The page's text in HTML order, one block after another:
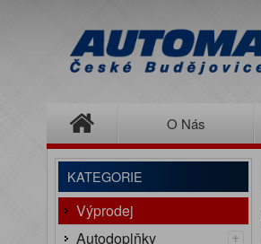
O Nás
KATEGORIE
Výprodej
Autodoplňky
+